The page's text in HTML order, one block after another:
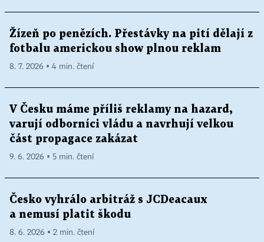
Žízeň po penězích. Přestávky na pití dělají z
fotbalu americkou show plnou reklam
8. 7. 2026 ▪ 4 min. čtení
V Česku máme příliš reklamy na hazard,
varují odborníci vládu a navrhují velkou
část propagace zakázat
9. 6. 2026 ▪ 5 min. čtení
Česko vyhrálo arbitráž s JCDeacaux
a nemusí platit škodu
8. 6. 2026 ▪ 2 min. čtení